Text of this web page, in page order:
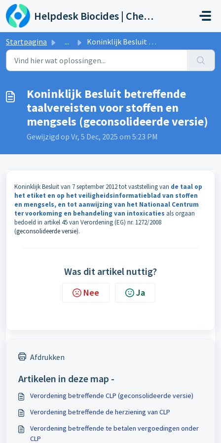
Doorgaan naar hoofdinhoud
Helpdesk Biocides | Chemicals | Products
Startpagina ... Koninklijk Besluit betreffende taalvereisten voor stoffen...
Koninklijk Besluit betreffende
taalvereisten voor stoffen en
mengsels (geconsolideerde versie)
Gewijzigd op Vr, 5 Dec, 2025 om 5:23 PM
Koninklijk Besluit van 7 september 2012 tot vaststelling van de taal op
het etiket en op het veiligheidsinformatieblad van stoffen
en mengsels, en tot aanwijzing van het Nationaal Centrum
tervoorkoming en behandeling van intoxicaties als orgaan
bedoeld in artikel 45 van Verordening (EG) nr. 1272/2008
(geconsolideerde versie).
Was dit artikel nuttig?
Nee Ja
Afdrukken
Artikelen in deze map -
Verordening betreffende CLP (geconsolideerde versie)
Verordening betreffende de herziening van CLP
Verordening betreffende te betalen vergoedingen onder
CLP